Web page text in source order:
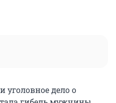
уголовное дело о